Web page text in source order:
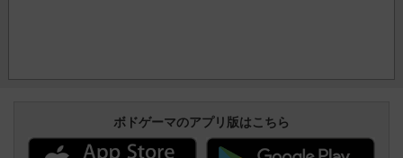
ボドゲーマのアプリ版はこちら